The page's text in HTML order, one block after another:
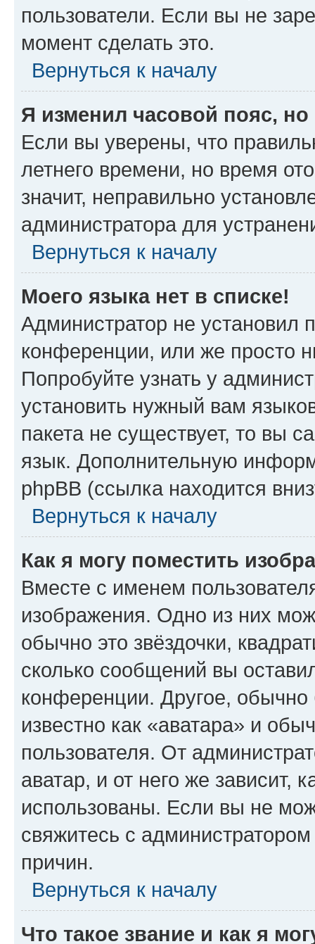
пользователи. Если вы не
момент сделать это.
Вернуться к началу
Я изменил часовой пояс,
Если вы уверены, что
летнего времени, но время
значит, неправильно
администратора для
Вернуться к началу
Моего языка нет в списке!
Администратор не установил
конференции, или же просто
Попробуйте узнать у
установить нужный вам
пакета не существует, то вы
язык. Дополнительную
phpBB (ссылка находится
Вернуться к началу
Как я могу поместить
Вместе с именем
изображения. Одно из них
обычно это звёздочки,
сколько сообщений вы
конференции. Другое,
известно как «аватара» и
пользователя. От
аватар, и от него же зависит,
использованы. Если вы не
свяжитесь с
причин.
Вернуться к началу
Что такое звание и как я